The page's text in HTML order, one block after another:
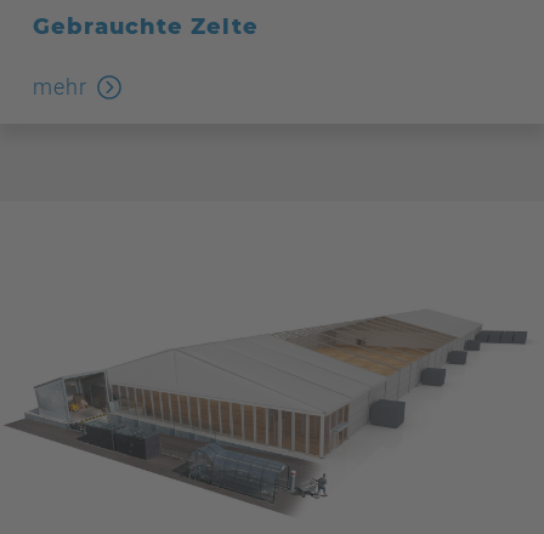
Gebrauchte Zelte
mehr